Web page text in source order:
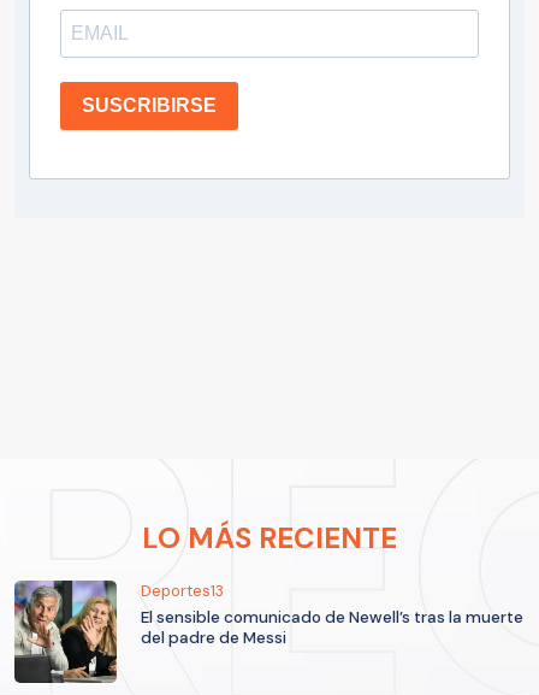
SUSCRIBIRSE
LO MÁS RECIENTE
Deportes13
El sensible comunicado de Newell’s tras la muerte
del padre de Messi